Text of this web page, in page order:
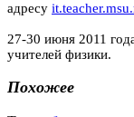
адресу
27-30 июня 2011
учителей физики.
Похожее